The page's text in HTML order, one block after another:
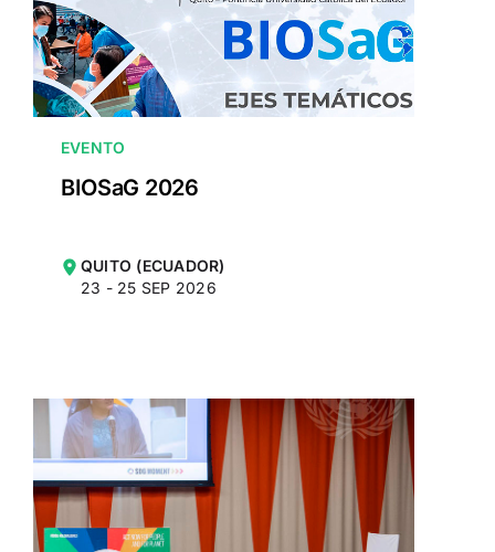
EVENTO
BIOSaG 2026
QUITO (ECUADOR)
23 - 25 SEP 2026